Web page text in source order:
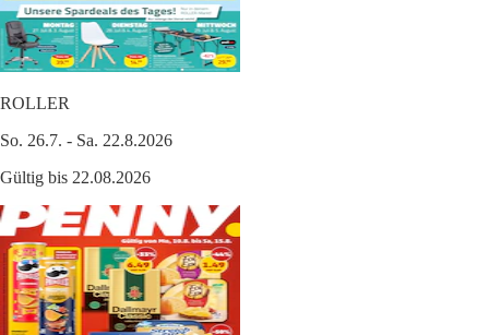
ROLLER
So. 26.7. - Sa. 22.8.2026
Gültig bis 22.08.2026